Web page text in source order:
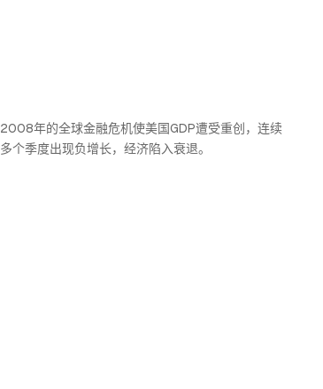
2008年的全球金融危机使美国GDP遭受重创，连续
多个季度出现负增长，经济陷入衰退。